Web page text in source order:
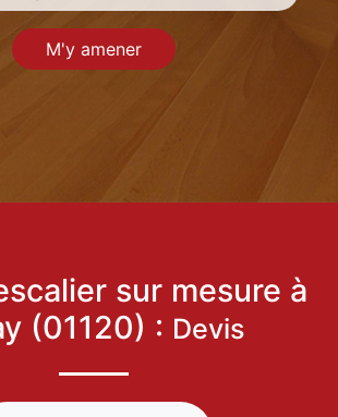
M'y amener
sur mesure à
(01120) : Devis